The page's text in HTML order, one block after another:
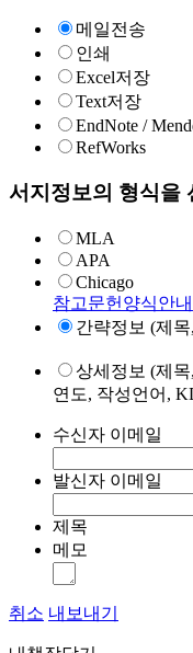
메일전송
인쇄
Excel저장
Text저장
EndNote /
RefWorks
서지정보의 형식을
MLA
APA
Chicago
참고문헌양식안내
간략정보 (제
상세정보 (제
연도, 작성언어,
수신자 이메일
발신자 이메일
제목
메모
취소 내보내기